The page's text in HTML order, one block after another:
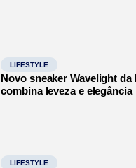
LIFESTYLE
Novo sneaker Wavelight
combina leveza e elegância
LIFESTYLE